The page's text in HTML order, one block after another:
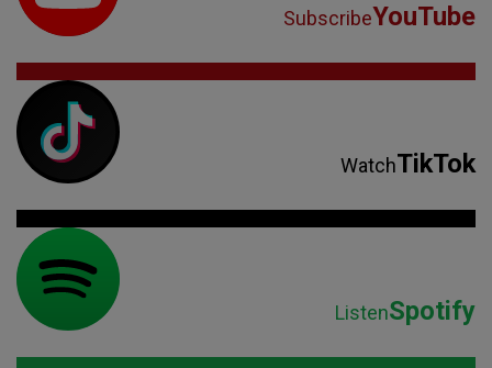
SubscribeYouTube
WatchTikTok
ListenSpotify